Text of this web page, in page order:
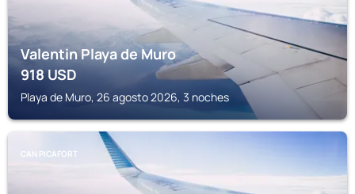
Valentin Playa de Muro
918USD
Playa de Muro, 26 agosto 2026, 3 noches
CAN PICAFORT